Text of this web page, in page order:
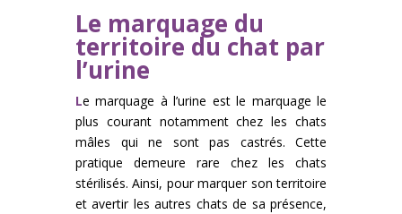
Le marquage du
territoire du chat par
l’urine
Le marquage à l’urine est le marquage le
plus courant notamment chez les chats
mâles qui ne sont pas castrés. Cette
pratique demeure rare chez les chats
stérilisés. Ainsi, pour marquer son territoire
et avertir les autres chats de sa présence,